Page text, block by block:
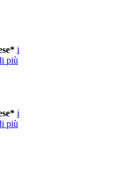
i
più
i
più